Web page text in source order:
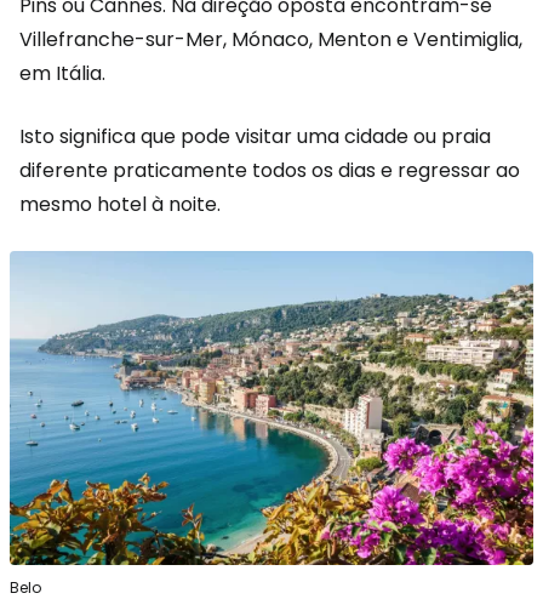
Villefranche-sur-Mer, Mónaco, Menton e Ventimiglia,
em Itália.
Isto significa que pode visitar uma cidade ou praia
diferente praticamente todos os dias e regressar ao
mesmo hotel à noite.
Belo